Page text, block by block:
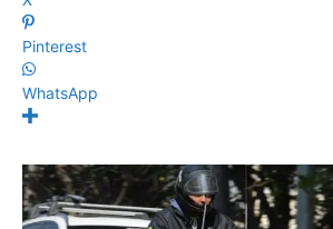
Pinterest
WhatsApp